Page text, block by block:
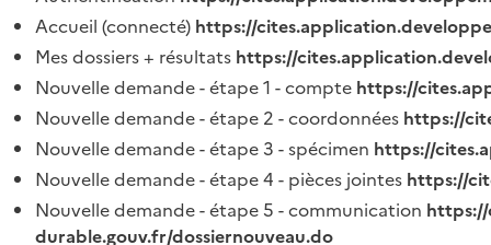
Accueil (connecté) https://
Mes dossiers + résultats https://
Nouvelle demande - étape 1 - compte https://
Nouvelle demande - étape 2 - coordonnées https://
Nouvelle demande - étape 3 - spécimen https://
Nouvelle demande - étape 4 - pièces jointes https://
Nouvelle demande - étape 5 - communication
durable.gouv.fr/dossiernouveau.do